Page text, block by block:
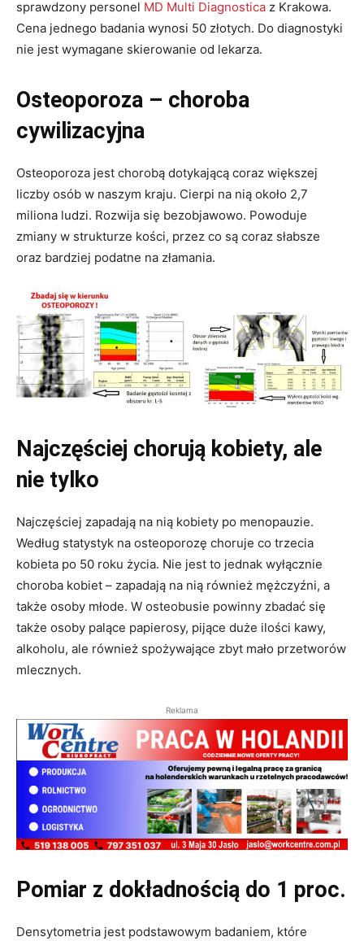
sprawdzony personel MD Multi Diagnostica z Krakowa.
Cena jednego badania wynosi 50 złotych. Do diagnostyki
nie jest wymagane skierowanie od lekarza.
Osteoporoza – choroba
cywilizacyjna
Osteoporoza jest chorobą dotykającą coraz większej
liczby osób w naszym kraju. Cierpi na nią około 2,7
miliona ludzi. Rozwija się bezobjawowo. Powoduje
zmiany w strukturze kości, przez co są coraz słabsze
oraz bardziej podatne na złamania.
Najczęściej chorują kobiety, ale
nie tylko
Najczęściej zapadają na nią kobiety po menopauzie.
Według statystyk na osteoporozę choruje co trzecia
kobieta po 50 roku życia. Nie jest to jednak wyłącznie
choroba kobiet – zapadają na nią również mężczyźni, a
także osoby młode. W osteobusie powinny zbadać się
także osoby palące papierosy, pijące duże ilości kawy,
alkoholu, ale również spożywające zbyt mało przetworów
mlecznych.
Reklama
Pomiar z dokładnością do 1 proc.
Densytometria jest podstawowym badaniem, które